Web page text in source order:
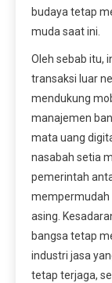
budaya tetap
muda saat ini.
Oleh sebab itu,
transaksi luar
mendukung
manajemen
mata uang
nasabah setia
pemerintah
mempermudah
asing.
bangsa tetap
industri jasa
tetap terjaga,